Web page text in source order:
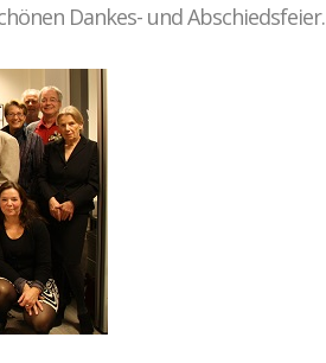
Dankes- und Abschiedsfeier.